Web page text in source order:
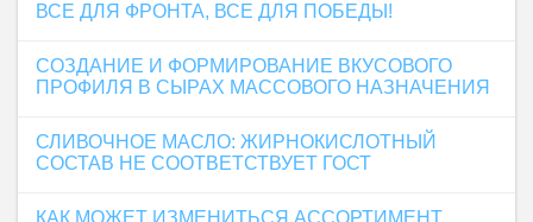
ВСЕ ДЛЯ ФРОНТА, ВСЕ ДЛЯ ПОБЕДЫ!
СОЗДАНИЕ И ФОРМИРОВАНИЕ ВКУСОВОГО
ПРОФИЛЯ В СЫРАХ МАССОВОГО НАЗНАЧЕНИЯ
СЛИВОЧНОЕ МАСЛО: ЖИРНОКИСЛОТНЫЙ
СОСТАВ НЕ СООТВЕТСТВУЕТ ГОСТ
КАК МОЖЕТ ИЗМЕНИТЬСЯ АССОРТИМЕНТ